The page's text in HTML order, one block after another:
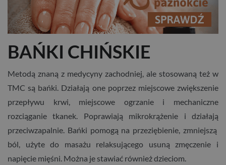
BAŃKI CHIŃSKIE
Metodą znaną z medycyny zachodniej, ale stosowaną też w
TMC są bańki. Działają one poprzez miejscowe zwiększenie
przepływu krwi, miejscowe ogrzanie i mechaniczne
rozciąganie tkanek. Poprawiają mikrokrążenie i działają
przeciwzapalnie. Bańki pomogą na przeziębienie, zmniejszą
ból, użyte do masażu relaksującego usuną zmęczenie i
napięcie mięśni. Można je stawiać również dzieciom.